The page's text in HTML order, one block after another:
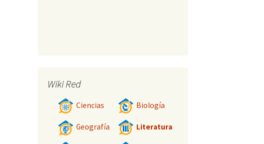
Wiki Red
Ciencias Biología
Geografía Literatura